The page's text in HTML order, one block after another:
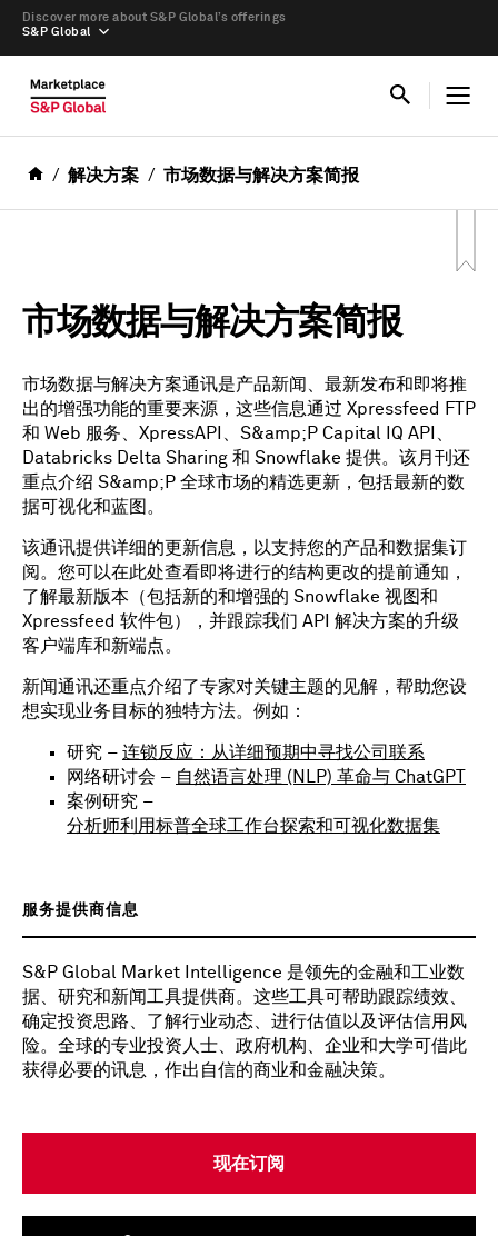
S&P Global
Discover more about S&P Global’s offerings
解决方案 市场数据与解决方案简报
市场数据与解决方案简报
市场数据与解决方案通讯是产品新闻、最新发布和即将推
出的增强功能的重要来源，这些信息通过 Xpressfeed FTP
和 Web 服务、XpressAPI、S&amp;P Capital IQ API、
Databricks Delta Sharing 和 Snowflake 提供。该月刊还
重点介绍 S&amp;P 全球市场的精选更新，包括最新的数
据可视化和蓝图。
该通讯提供详细的更新信息，以支持您的产品和数据集订
阅。您可以在此处查看即将进行的结构更改的提前通知，
了解最新版本（包括新的和增强的 Snowflake 视图和
Xpressfeed 软件包），并跟踪我们 API 解决方案的升级
客户端库和新端点。
新闻通讯还重点介绍了专家对关键主题的见解，帮助您设
想实现业务目标的独特方法。例如：
研究 – 连锁反应：从详细预期中寻找公司联系
网络研讨会 – 自然语言处理 (NLP) 革命与 ChatGPT
案例研究 –
分析师利用标普全球工作台探索和可视化数据集
服务提供商信息
S&P Global Market Intelligence 是领先的金融和工业数
据、研究和新闻工具提供商。这些工具可帮助跟踪绩效、
确定投资思路、了解行业动态、进行估值以及评估信用风
险。全球的专业投资人士、政府机构、企业和大学可借此
获得必要的讯息，作出自信的商业和金融决策。
现在订阅